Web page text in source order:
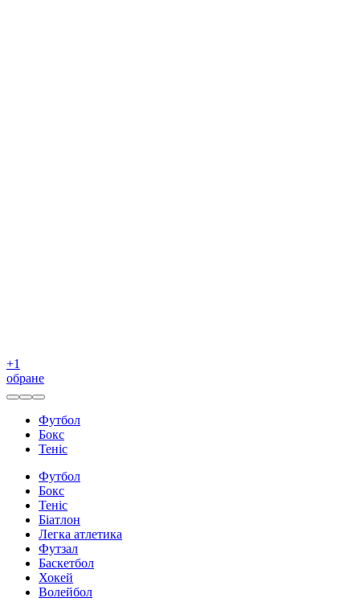
+1
обране
Футбол
Бокс
Теніс
Футбол
Бокс
Теніс
Біатлон
Легка атлетика
Футзал
Баскетбол
Хокей
Волейбол